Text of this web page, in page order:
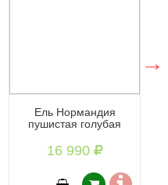
Ель Нормандия
пушистая голубая
16 990